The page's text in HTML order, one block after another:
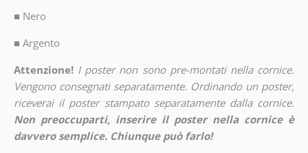
■ Nero
■ Argento
Attenzione! I poster non sono pre-montati nella cornice.
Vengono consegnati separatamente. Ordinando un poster,
riceverai il poster stampato separatamente dalla cornice.
Non preoccuparti, inserire il poster nella cornice è
davvero semplice. Chiunque può farlo!